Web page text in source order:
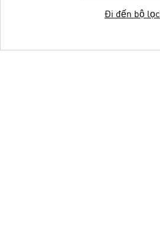
Đi đến bộ lọc